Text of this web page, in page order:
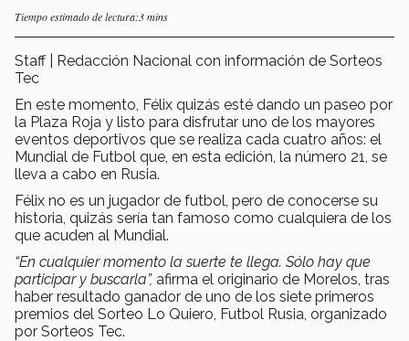
Tiempo estimado de lectura:3 mins
Staff | Redacción Nacional con información de Sorteos
Tec
En este momento, Félix quizás esté dando un paseo por
la Plaza Roja y listo para disfrutar uno de los mayores
eventos deportivos que se realiza cada cuatro años: el
Mundial de Futbol que, en esta edición, la número 21, se
lleva a cabo en Rusia.
Félix no es un jugador de futbol, pero de conocerse su
historia, quizás sería tan famoso como cualquiera de los
que acuden al Mundial.
“En cualquier momento la suerte te llega. Sólo hay que
participar y buscarla”, afirma el originario de Morelos, tras
haber resultado ganador de uno de los siete primeros
premios del Sorteo Lo Quiero, Futbol Rusia, organizado
por Sorteos Tec.